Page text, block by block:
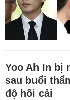
Yoo Ah In bị
sau buổi
độ hối cải